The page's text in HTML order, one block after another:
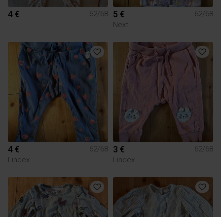
4 € 62/68 5 €
62/68
Next
4 €
62/68
Lindex
3 €
62/68
Lindex